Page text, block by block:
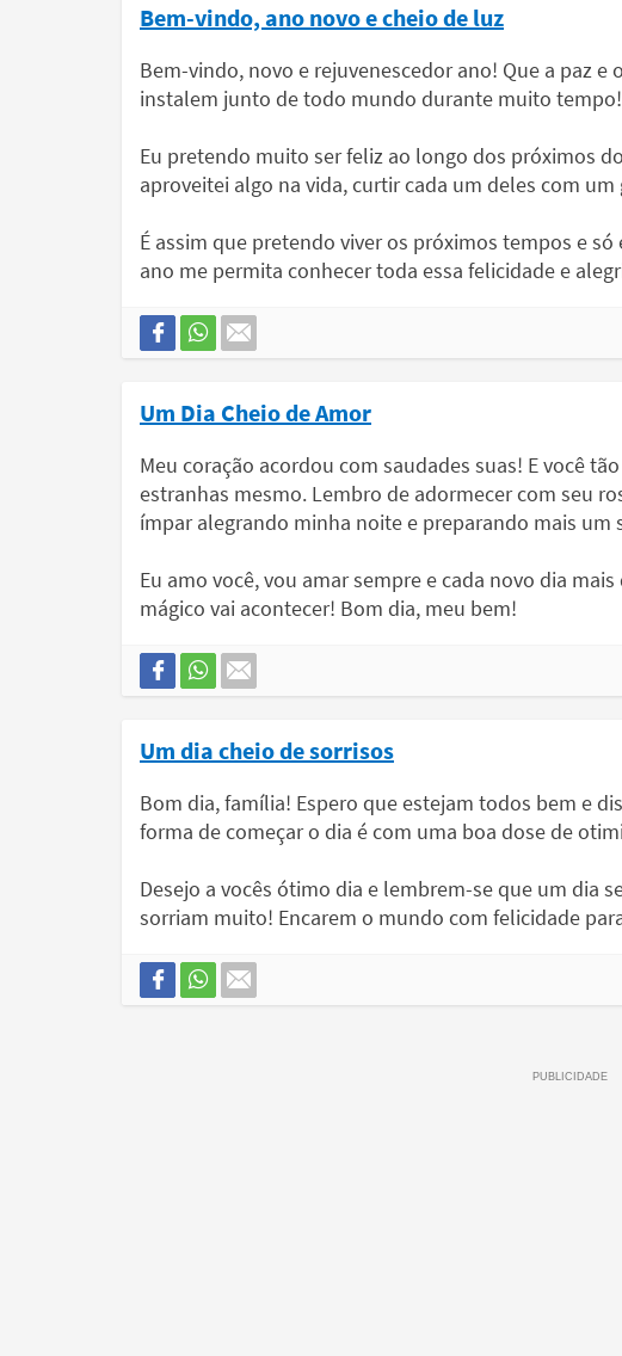
Bem-vindo, ano novo e cheio de luz
Bem-vindo, novo e rejuvenescedor ano! Que a paz
instalem junto de todo mundo durante muito tempo!
Eu pretendo muito ser feliz ao longo dos próximos
aproveitei algo na vida, curtir cada um deles com
É assim que pretendo viver os próximos tempos e
ano me permita conhecer toda essa felicidade e
Um Dia Cheio de Amor
Meu coração acordou com saudades suas! E você
estranhas mesmo. Lembro de adormecer com seu
ímpar alegrando minha noite e preparando mais um
Eu amo você, vou amar sempre e cada novo dia
mágico vai acontecer! Bom dia, meu bem!
Um dia cheio de sorrisos
Bom dia, família! Espero que estejam todos bem e
forma de começar o dia é com uma boa dose de
Desejo a vocês ótimo dia e lembrem-se que um dia
sorriam muito! Encarem o mundo com felicidade